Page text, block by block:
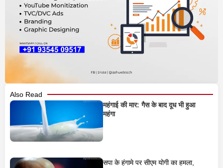
Also Read
महंगाई की मार: गैस के बाद दूध भी हुआ
महंगा
सपा के हंगामे पर सीएम योगी का हमला,